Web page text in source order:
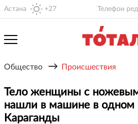
Астана +27 Телефон
Общество → Происшествия
Тело женщины с
нашли в машине в одном
Караганды